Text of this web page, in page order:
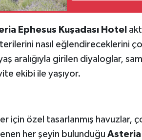
Ephesus Kuşadası Hotel
nasıl eğlendireceklerini
aralığıyla girilen diyaloglar,
ekibi ile yaşıyor.
için özel tasarlanmış havuzlar,
her şeyin bulunduğu Asteria